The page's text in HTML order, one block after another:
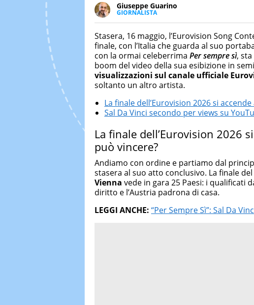
Giuseppe Guarino
GIORNALISTA
Ph(D) in Diritto Comparato e processi di
numerose testate ed è presidente
Stasera, 16 maggio, l’Eurovision Song
finale, con l’Italia che guarda al suo
con la ormai celeberrima Per sempre sì,
boom del video della sua esibizione in
visualizzazioni sul canale ufficiale
soltanto un altro artista.
La finale dell’Eurovision 2026 si
Sal Da Vinci secondo per views su
La finale dell’Eurovision 2026
può vincere?
Andiamo con ordine e partiamo dal
stasera al suo atto conclusivo. La finale
Vienna vede in gara 25 Paesi: i qualificati
diritto e l’Austria padrona di casa.
LEGGI ANCHE: “Per Sempre Sì”: Sal Da